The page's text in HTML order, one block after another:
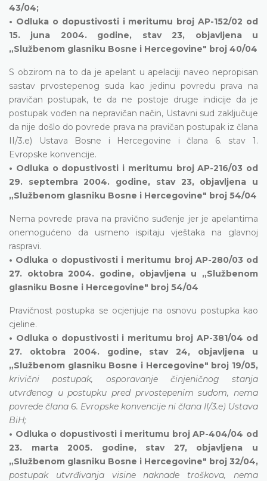
43/04;
• Odluka o dopustivosti i meritumu broj AP-152/02 od
15. juna 2004. godine, stav 23, objavljena u
„Službenom glasniku Bosne i Hercegovine" broj 40/04
S obzirom na to da je apelant u apelaciji naveo nepropisan
sastav prvostepenog suda kao jedinu povredu prava na
pravičan postupak, te da ne postoje druge indicije da je
postupak vođen na nepravičan način, Ustavni sud zaključuje
da nije došlo do povrede prava na pravičan postupak iz člana
II/3.e) Ustava Bosne i Hercegovine i člana 6. stav 1.
Evropske konvencije.
• Odluka o dopustivosti i meritumu broj AP-216/03 od
29. septembra 2004. godine, stav 23, objavljena u
„Službenom glasniku Bosne i Hercegovine" broj 54/04
Nema povrede prava na pravično suđenje jer je apelantima
onemogućeno da usmeno ispitaju vještaka na glavnoj
raspravi.
• Odluka o dopustivosti i meritumu broj AP-280/03 od
27. oktobra 2004. godine, objavljena u „Službenom
glasniku Bosne i Hercegovine" broj 54/04
Pravičnost postupka se ocjenjuje na osnovu postupka kao
cjeline.
• Odluka o dopustivosti i meritumu broj AP-381/04 od
27. oktobra 2004. godine, stav 24, objavljena u
„Službenom glasniku Bosne i Hercegovine" broj 19/05,
krivični postupak, osporavanje činjeničnog stanja
utvrđenog u postupku pred prvostepenim sudom, nema
povrede člana 6. Evropske konvencije ni člana II/3.e) Ustava
BiH;
• Odluka o dopustivosti i meritumu broj AP-404/04 od
23. marta 2005. godine, stav 27, objavljena u
„Službenom glasniku Bosne i Hercegovine" broj 32/04,
postupak utvrđivanja visine naknade troškova, nema